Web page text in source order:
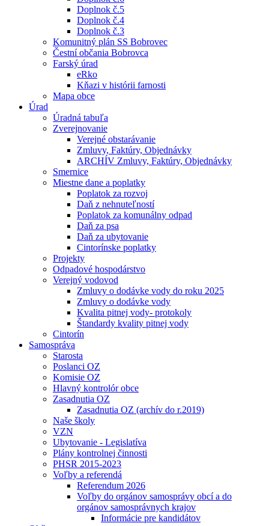
Doplnok č.5
Doplnok č.4
Doplnok č.3
Komunitný plán SS Bobrovec
Čestní občania Bobrovca
Farský úrad
eRko
Kňazi v histórii farnosti
Mapa obce
Úrad
Úradná tabuľa
Zverejnovanie
Verejné obstarávanie
Zmluvy, Faktúry, Objednávky
ARCHÍV Zmluvy, Faktúry, Objednávky
Smernice
Miestne dane a poplatky
Poplatok za rozvoj
Daň z nehnuteľností
Poplatok za komunálny odpad
Daň za psa
Daň za ubytovanie
Cintorínske poplatky
Projekty
Odpadové hospodárstvo
Verejný vodovod
Zmluvy o dodávke vody do roku 2025
Zmluvy o dodávke vody
Kvalita pitnej vody- protokoly
Štandardy kvality pitnej vody
Cintorín
Samospráva
Starosta
Poslanci OZ
Komisie OZ
Hlavný kontrolór obce
Zasadnutia OZ
Zasadnutia OZ (archív do r.2019)
Naše školy
VZN
Ubytovanie - Legislatíva
Plány kontrolnej činnosti
PHSR 2015-2023
Voľby a referendá
Referendum 2026
Voľby do orgánov samosprávy obcí a do
orgánov samosprávnych krajov
Informácie pre kandidátov